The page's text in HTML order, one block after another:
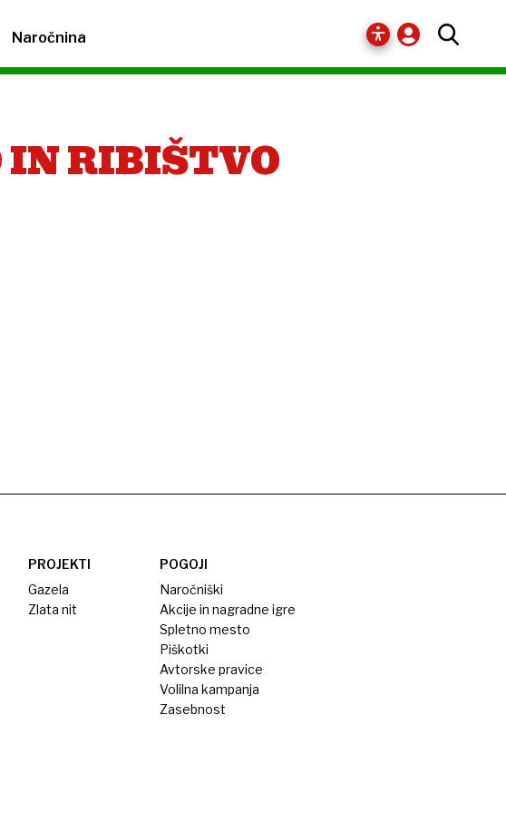
Naročnina
RIBIŠTVO
PROJEKTI
Gazela
Zlata nit
POGOJI
Naročniški
Akcije in nagradne igre
Spletno mesto
Piškotki
Avtorske pravice
Volilna kampanja
Zasebnost